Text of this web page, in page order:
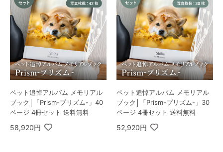
ペット追悼アルバム メモリアル
ブック│「Prism-プリズム-」40
ページ 4冊セット 送料無料
58,920円
ペット追悼アルバム メモリアル
ブック│「Prism-プリズム-」30
ページ 4冊セット 送料無料
52,920円